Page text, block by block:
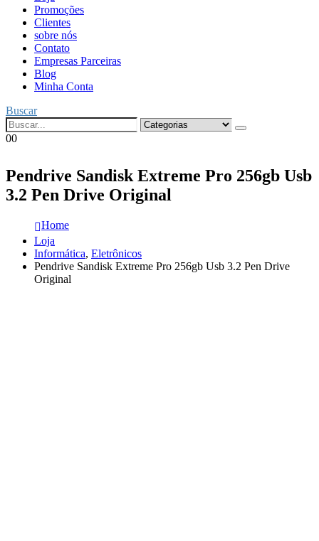
Promoções
Clientes
sobre nós
Contato
Empresas Parceiras
Blog
Minha Conta
Buscar
00
Pendrive Sandisk Extreme Pro 256gb Usb
3.2 Pen Drive Original
Home
Loja
Informática, Eletrônicos
Pendrive Sandisk Extreme Pro 256gb Usb 3.2 Pen Drive
Original